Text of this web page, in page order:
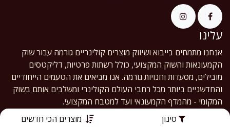
סינון מוצרים הכי חדשים
עלינו
אנחנו מתמחים בייבוא ושיווק מוצרים קולינריים גורמה עבור שוק
הקמעונאות והשוק המקצועי, כולל רשתות פרטיות, דליקטסים
מובילים, מסעדות וחנויות גורמה. אנו מביאים את הטעמים הייחודיים
והחדשניים ביותר מכל רחבי העולם הקולינרי ומשלבים אותם בשוק
המקומי - מהמדף הקמעונאי ועד למטבח המקצועי.